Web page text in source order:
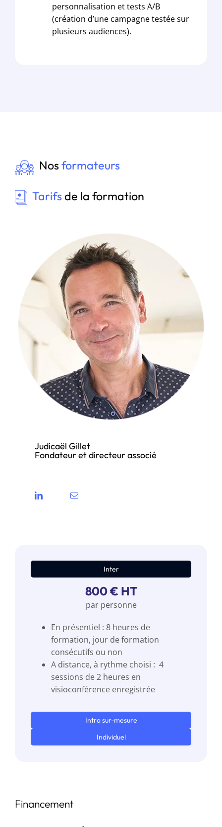
personnalisation et tests A/B
(création d’une campagne testée sur
plusieurs audiences).
Nosformateurs
Tarifs de la formation
Judicaël Gillet
Fondateur et directeur associé
Inter
800 € HT
par personne
En présentiel : 8 heures de
formation, jour de formation
consécutifs ou non
A distance, à rythme choisi : 4
sessions de 2 heures en
visioconférence enregistrée
Intra sur-mesure
Individuel
Financement